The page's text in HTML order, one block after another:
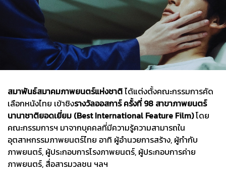
สมาพันธ์สมาคมภาพยนตร์แห่งชาติได้แต่งตั้งคณะกรรมการคัด
เลือกหนังไทย เข้าชิงรางวัลออสการ์ ครั้งที่ 98 สาขาภาพยนตร์
นานาชาติยอดเยี่ยม (Best International Feature Film)โดย
คณะกรรมการฯ มาจากบุคคลที่มีความรู้ความสามารถใน
อุตสาหกรรมภาพยนตร์ไทย อาทิ ผู้อำนวยการสร้าง, ผู้กำกับ
ภาพยนตร์, ผู้ประกอบการโรงภาพยนตร์, ผู้ประกอบการค่าย
ภาพยนตร์, สื่อสารมวลชน ฯลฯ